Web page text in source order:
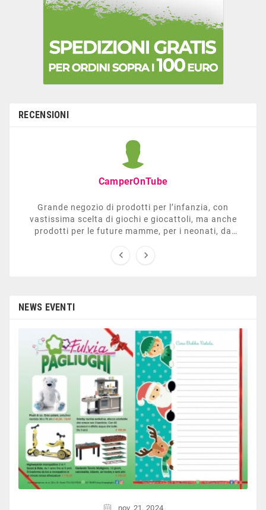
RECENSIONI
CamperOnTube
Grande negozio di prodotti per l’infanzia, con
vastissima scelta di giochi e giocattoli, ma anche
prodotti per le future mamme, per i neonati, da
sezione dedicata all’arredo giardino, giochi all’aperto,
 
NEWS EVENTI
nov 21, 2024